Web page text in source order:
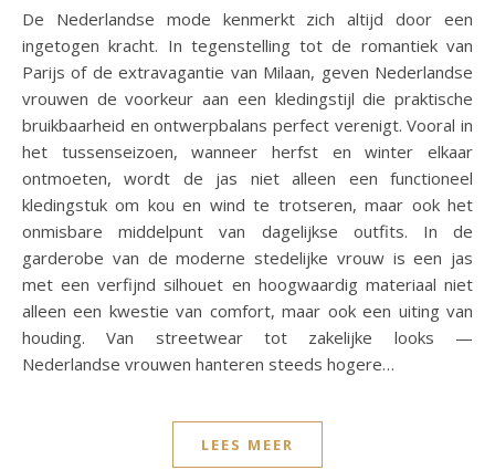
De Nederlandse mode kenmerkt zich altijd door een
ingetogen kracht. In tegenstelling tot de romantiek van
Parijs of de extravagantie van Milaan, geven Nederlandse
vrouwen de voorkeur aan een kledingstijl die praktische
bruikbaarheid en ontwerpbalans perfect verenigt. Vooral in
het tussenseizoen, wanneer herfst en winter elkaar
ontmoeten, wordt de jas niet alleen een functioneel
kledingstuk om kou en wind te trotseren, maar ook het
onmisbare middelpunt van dagelijkse outfits. In de
garderobe van de moderne stedelijke vrouw is een jas
met een verfijnd silhouet en hoogwaardig materiaal niet
alleen een kwestie van comfort, maar ook een uiting van
houding. Van streetwear tot zakelijke looks —
Nederlandse vrouwen hanteren steeds hogere…
LEES MEER